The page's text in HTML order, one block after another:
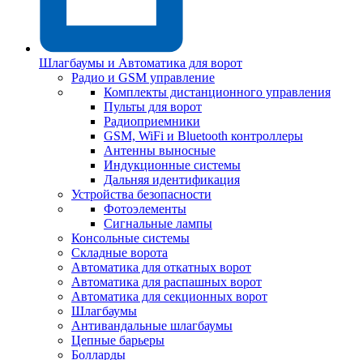
Шлагбаумы и Автоматика для ворот
Радио и GSM управление
Комплекты дистанционного управления
Пульты для ворот
Радиоприемники
GSM, WiFi и Bluetooth контроллеры
Антенны выносные
Индукционные системы
Дальняя идентификация
Устройства безопасности
Фотоэлементы
Сигнальные лампы
Консольные системы
Складные ворота
Автоматика для откатных ворот
Автоматика для распашных ворот
Автоматика для секционных ворот
Шлагбаумы
Антивандальные шлагбаумы
Цепные барьеры
Болларды